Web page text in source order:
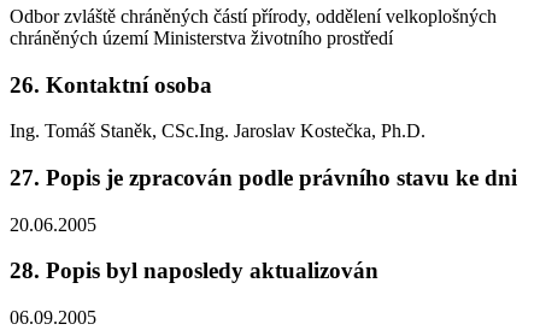
Odbor zvláště chráněných částí přírody, oddělení velkoplošných
chráněných území Ministerstva životního prostředí
26. Kontaktní osoba
Ing. Tomáš Staněk, CSc.Ing. Jaroslav Kostečka, Ph.D.
27. Popis je zpracován podle právního stavu ke dni
20.06.2005
28. Popis byl naposledy aktualizován
06.09.2005